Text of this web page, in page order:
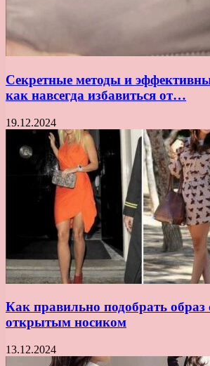
Секретные методы и
как навсегда избавиться от…
19.12.2024
Как правильно подобрать образ
открытым носиком
13.12.2024